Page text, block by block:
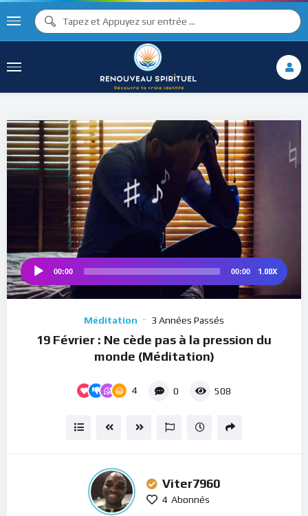
♫ ♩
♩
♯ ♪ ♯ ♬
♫
Audio
00:00 00:00 1.00X
Méditation 3 Années Passés
19 Février : Ne cède pas à la pression du
monde (Méditation)
4 0 508
Viter7960
4 Abonnés